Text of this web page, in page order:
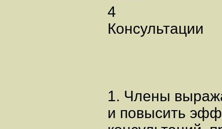
4
Консультации
1. Члены
и повысить